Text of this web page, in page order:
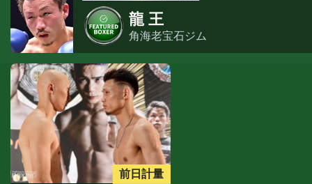
龍 王
角海老宝石ジム
前日計量